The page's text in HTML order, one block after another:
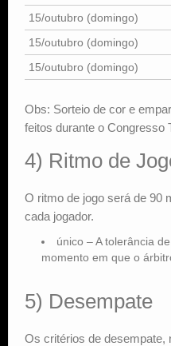
15/outubro (domingo)
15/outubro (domingo)
15/outubro (domingo)
Obs: Sorteio de cor e
feitos durante o Congresso
4) Ritmo de
O ritmo de jogo será de 90
cada jogador.
único – A tolerância
momento em que o
5) Desempate
Os critérios de desempate,